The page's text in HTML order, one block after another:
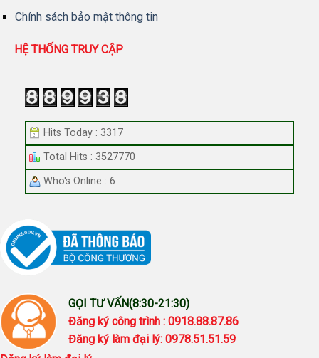
Chính sách bảo mật thông tin
HỆ THỐNG TRUY CẬP
Hits Today : 3317
Total Hits : 3527770
Who's Online : 6
GỌI TƯ VẤN(8:30-21:30)
Đăng ký công trình : 0918.88.87.86
Đăng ký làm đại lý: 0978.51.51.59